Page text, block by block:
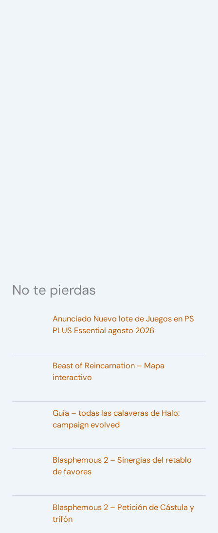
No te pierdas
Anunciado Nuevo lote de Juegos en PS
PLUS Essential agosto 2026
Beast of Reincarnation – Mapa
interactivo
Guía – todas las calaveras de Halo:
campaign evolved
Blasphemous 2 – Sinergias del retablo
de favores
Blasphemous 2 – Petición de Cástula y
trifón